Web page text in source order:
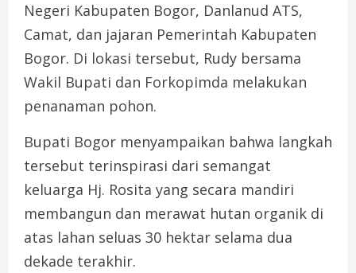
Negeri Kabupaten Bogor, Danlanud ATS,
Camat, dan jajaran Pemerintah Kabupaten
Bogor. Di lokasi tersebut, Rudy bersama
Wakil Bupati dan Forkopimda melakukan
penanaman pohon.
Bupati Bogor menyampaikan bahwa langkah
tersebut terinspirasi dari semangat
keluarga Hj. Rosita yang secara mandiri
membangun dan merawat hutan organik di
atas lahan seluas 30 hektar selama dua
dekade terakhir.